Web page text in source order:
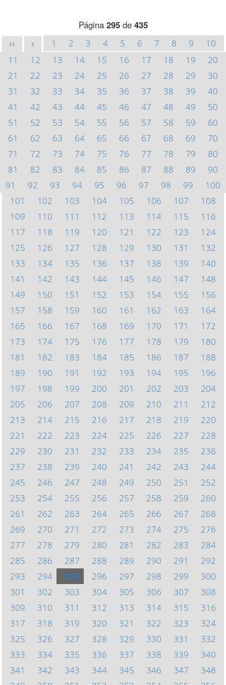
Página 295de 435
<< < 1 2 3 4 5 6 7 8 9
10
11
12 13 14 15 16 17 18 19
20
21
22 23 24 25 26 27 28 29
30
31
32 33 34 35 36 37 38 39
40
41
42 43 44 45 46 47 48 49
50
51
52 53 54 55 56 57 58 59
60
61
62 63 64 65 66 67 68 69
70
71
72 73 74 75 76 77 78 79
80
81
82 83 84 85 86 87 88 89
90
91
92 93 94 95 96 97 98 99
100
101
102 103 104 105 106 107
108
109
110 111 112 113 114 115
116
117
118 119 120 121 122 123
124
125
126 127 128 129 130 131
132
133
134 135 136 137 138 139
140
141
142 143 144 145 146 147
148
149
150 151 152 153 154 155
156
157
158 159 160 161 162 163
164
165
166 167 168 169 170 171
172
173
174 175 176 177 178 179
180
181
182 183 184 185 186 187
188
189
190 191 192 193 194 195
196
197
198 199 200 201 202 203
204
205
206 207 208 209 210 211
212
213
214 215 216 217 218 219
220
221
222 223 224 225 226 227
228
229
230 231 232 233 234 235
236
237
238 239 240 241 242 243
244
245
246 247 248 249 250 251
252
253
254 255 256 257 258 259
260
261
262 263 264 265 266 267
268
269
270 271 272 273 274 275
276
277
278 279 280 281 282 283
284
285
286 287 288 289 290 291
292
293
294 295 296 297 298 299
300
301
302 303 304 305 306 307
308
309
310 311 312 313 314 315
316
317
318 319 320 321 322 323
324
325
326 327 328 329 330 331
332
333
334 335 336 337 338 339
340
341
342 343 344 345 346 347
348